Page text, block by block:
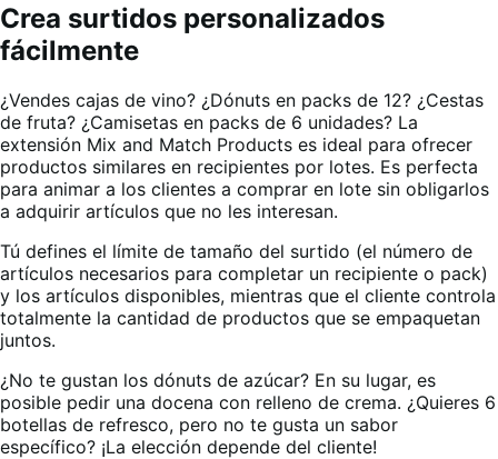
Crea surtidos personalizados
fácilmente
¿Vendes cajas de vino? ¿Dónuts en packs de 12? ¿Cestas
de fruta? ¿Camisetas en packs de 6 unidades? La
extensión Mix and Match Products es ideal para ofrecer
productos similares en recipientes por lotes. Es perfecta
para animar a los clientes a comprar en lote sin obligarlos
a adquirir artículos que no les interesan.
Tú defines el límite de tamaño del surtido (el número de
artículos necesarios para completar un recipiente o pack)
y los artículos disponibles, mientras que el cliente controla
totalmente la cantidad de productos que se empaquetan
juntos.
¿No te gustan los dónuts de azúcar? En su lugar, es
posible pedir una docena con relleno de crema. ¿Quieres 6
botellas de refresco, pero no te gusta un sabor
específico? ¡La elección depende del cliente!